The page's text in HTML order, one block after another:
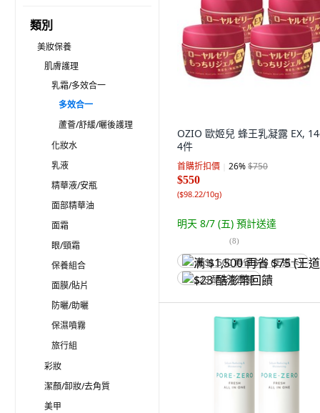
類別
美妝保養
肌膚護理
乳霜/多效合一
多效合一
蘆薈/舒緩/曬後護理
化妝水
乳液
精華液/安瓶
面部精華油
面霜
眼/頸霜
保養組合
面膜/貼片
防曬/助曬
保濕噴霧
旅行組
彩妝
潔顏/卸妝/去角質
美甲
OZIO 歐姬兒 蜂王乳凝露 EX,
4件
首購折扣價 26%$750
$550
($98.22/10g)
明天 8/7 (五) 預計送達
(8)
满 $1,500 再省 $75 (王道卡)
$23 酷澎幣回饋